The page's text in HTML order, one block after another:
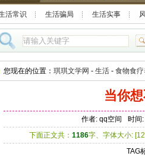
活常识 生活骗局 生活实事
您现在的位置： 琪琪文学网 - 生活 - 食物食疗
当你
作者: qq空间 时间
下面正文共： 1186字、字体大小: [
TAG